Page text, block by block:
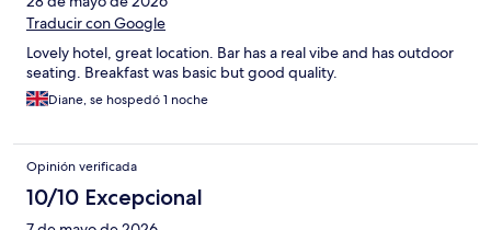
Traducir con Google
Lovely hotel, great location. Bar has a real vibe and has outdoor
seating. Breakfast was basic but good quality.
Diane, se hospedó 1 noche
Opinión verificada
10/10 Excepcional